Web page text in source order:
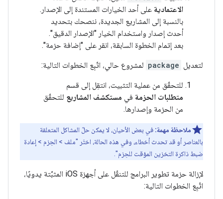
الاعتمادية على أحد الخيارات المستندة إلى الإصدار.
بالنسبة إلى المشاريع الجديدة، ننصحك بتحديد
أحدث إصدار واستخدام الخيار "الإصدار الدقيق".
بعد إتمام الخطوة السابقة، انقر على "إضافة حزمة".
لتعديل package لمشروع حالي، اتّبِع الخطوات التالية:
للتحقّق من عملية التثبيت، انتقِل إلى قسم
متطلبات الحزمة في مستكشف المشاريع للتحقّق
من الحزمة وإصدارها.
ملاحظة مهمة: في بعض الأحيان، لا يمكن حلّ المشاكل المتعلقة
بالعناصر أو قد تحدث أخطاء، وفي هذه الحالة، اختَر "ملف > الحِزم > إعادة
ضبط ذاكرة التخزين المؤقت للحِزم".
لإزالة حزمة تطوير البرامج للتنقّل على أجهزة iOS المثبَّتة يدويًا،
اتّبِع الخطوات التالية: